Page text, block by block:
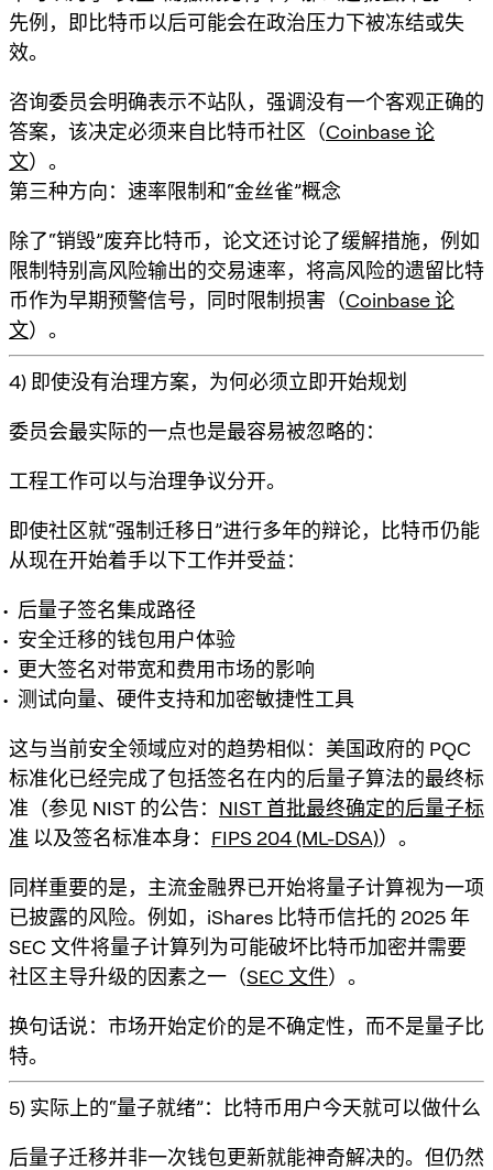
先例，即比特币以后可能会在政治压力下被冻结或失
效。
咨询委员会明确表示不站队，强调没有一个客观正确的
答案，该决定必须来自比特币社区（Coinbase 论
文）。
第三种方向：速率限制和“金丝雀”概念
除了“销毁”废弃比特币，论文还讨论了缓解措施，例如
限制特别高风险输出的交易速率，将高风险的遗留比特
币作为早期预警信号，同时限制损害（Coinbase 论
文）。
4) 即使没有治理方案，为何必须立即开始规划
委员会最实际的一点也是最容易被忽略的：
工程工作可以与治理争议分开。
即使社区就“强制迁移日”进行多年的辩论，比特币仍能
从现在开始着手以下工作并受益：
后量子签名集成路径
安全迁移的钱包用户体验
更大签名对带宽和费用市场的影响
测试向量、硬件支持和加密敏捷性工具
这与当前安全领域应对的趋势相似：美国政府的 PQC
标准化已经完成了包括签名在内的后量子算法的最终标
准（参见 NIST 的公告： NIST 首批最终确定的后量子标
准 以及签名标准本身： FIPS 204 (ML-DSA)）。
同样重要的是， 主流金融界已开始将量子计算视为一项
已披露的风险。例如，iShares 比特币信托的 2025 年
SEC 文件将量子计算列为可能破坏比特币加密并需要
社区主导升级的因素之一（SEC 文件）。
换句话说：市场开始定价的是不确定性，而不是量子比
特。
5) 实际上的“量子就绪”：比特币用户今天就可以做什么
后量子迁移并非一次钱包更新就能神奇解决的。但仍然